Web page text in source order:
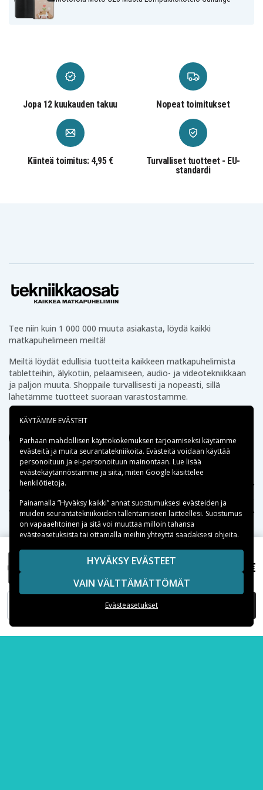
Materiaali
15,99 €
LISÄÄ OSTOSKORIIN
Jopa 12 kuukauden takuu Nopeat toimitukset
Kiinteä toimitus: 4,95 €
Turvalliset tuotteet - EU-
standardi
Tee niin kuin 1 000 000 muuta asiakasta, löydä kaikki
matkapuhelimeen meiltä!
Meiltä löydät edullisia tuotteita kaikkeen matkapuhelimista
tabletteihin, älykotiin, pelaamiseen, audio- ja videotekniikkaan
ja paljon muuta. Shoppaile turvallisesti ja nopeasti, sillä
lähetämme tuotteet suoraan varastostamme.
Apua
Tekniikkaosat.fi
Suositut iPhone-kuoret
Suositut Samsung-kuoret
Suositut varaosat
KÄYTÄMME EVÄSTEIT
Parhaan mahdollisen käyttökokemuksen tarjoamiseksi käytämme
evästeitä ja muita seurantatekniikoita. Evästeitä voidaan käyttää
personoituun ja ei-personoituun mainontaan. Lue lisää
evästekäytännöstämme ja siitä, miten Google käsittelee
henkilötietoja.
Painamalla ”Hyväksy kaikki” annat suostumuksesi evästeiden ja
muiden seurantatekniikoiden tallentamiseen laitteellesi. Suostumus
on vapaaehtoinen ja sitä voi muuttaa milloin tahansa
evästeasetuksista tai ottamalla meihin yhteyttä saadaksesi ohjeita.
HYVÄKSY EVÄSTEET
VAIN VÄLTTÄMÄTTÖMÄT
Evästeasetukset